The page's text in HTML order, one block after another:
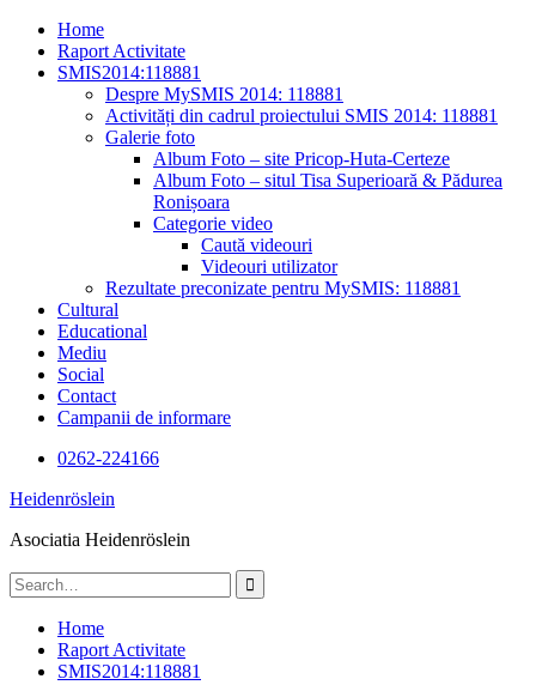
Skip
content
Home
Raport Activitate
SMIS2014:118881
Despre MySMIS 2014: 118881
Activități din cadrul proiectului SMIS 2014: 118881
Galerie foto
Album Foto – site Pricop-Huta-Certeze
Album Foto – situl Tisa Superioară & Pădurea
Ronișoara
Categorie video
Caută videouri
Videouri utilizator
Rezultate preconizate pentru MySMIS: 118881
Cultural
Educational
Mediu
Social
Contact
Campanii de informare
0262-224166
Heidenröslein
Asociatia Heidenröslein
Search
for:
Home
Raport Activitate
SMIS2014:118881